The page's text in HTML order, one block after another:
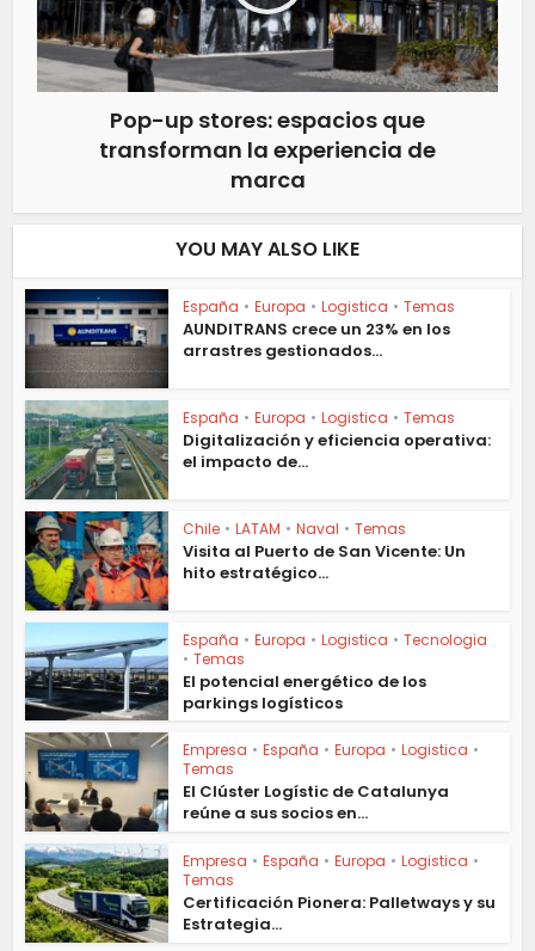
Pop-up stores: espacios que
transforman la experiencia de
marca
YOU MAY ALSO LIKE
España • Europa • Logistica • Temas
AUNDITRANS crece un 23% en los
arrastres gestionados...
España • Europa • Logistica • Temas
Digitalización y eficiencia operativa:
el impacto de...
Chile • LATAM • Naval • Temas
Visita al Puerto de San Vicente: Un
hito estratégico...
España • Europa • Logistica • Tecnologia
• Temas
El potencial energético de los
parkings logísticos
Empresa • España • Europa • Logistica •
Temas
El Clúster Logístic de Catalunya
reúne a sus socios en...
Empresa • España • Europa • Logistica •
Temas
Certificación Pionera: Palletways y su
Estrategia...